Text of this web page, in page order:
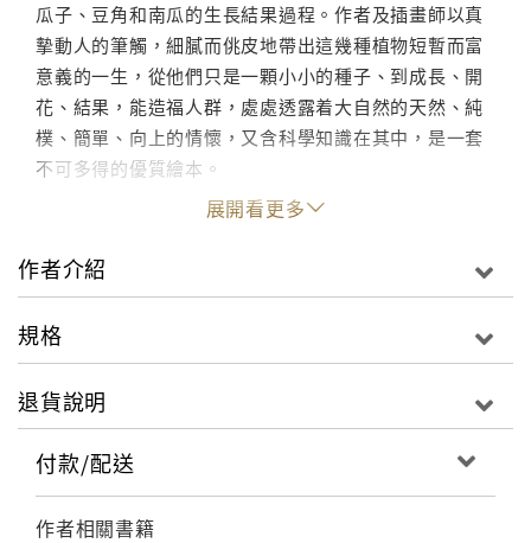
瓜子、豆角和南瓜的生長結果過程。作者及插畫師以真
摰動人的筆觸，細膩而佻皮地帶出這幾種植物短暫而富
意義的一生，從他們只是一顆小小的種子、到成長、開
花、結果，能造福人群，處處透露着大自然的天然、純
樸、簡單、向上的情懷，又含科學知識在其中，是一套
不可多得的優質繪本。
展開看更多
作者介紹
規格
退貨說明
付款/配送
作者相關書籍